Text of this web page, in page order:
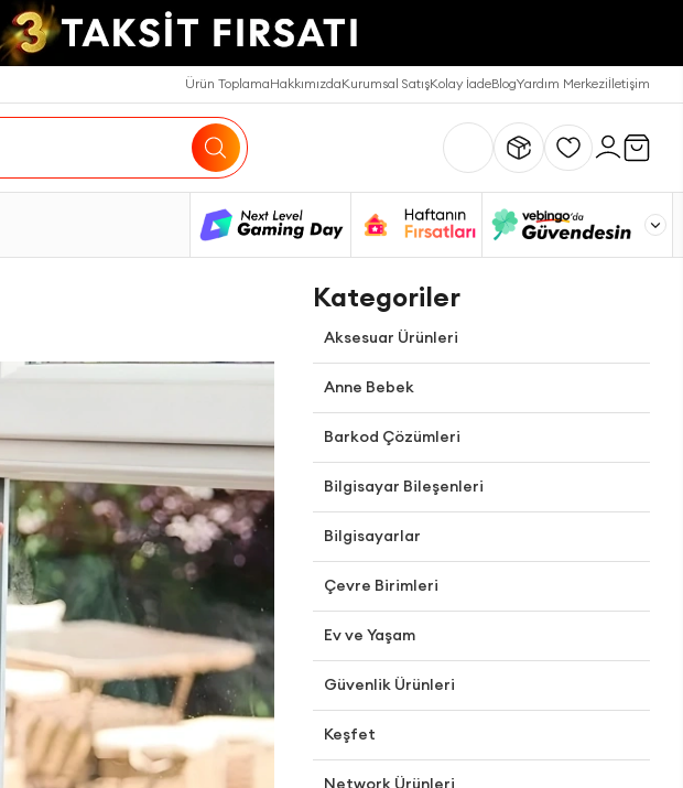
Ürün ToplamaHakkımızdaKurumsal SatışKolay İadeBlogYardım Merkeziİletişim
Kategoriler
Aksesuar Ürünleri
Anne Bebek
Barkod Çözümleri
Bilgisayar Bileşenleri
Bilgisayarlar
Çevre Birimleri
Ev ve Yaşam
Güvenlik Ürünleri
Keşfet
Network Ürünleri